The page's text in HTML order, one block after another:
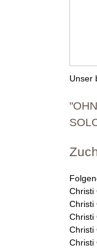
Unser
Christi
Christi
Christi
Christi
Christi